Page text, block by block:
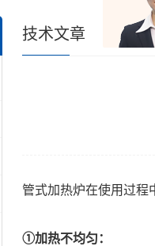
技术文章
管式加热炉在使用过程
①加热不均匀：